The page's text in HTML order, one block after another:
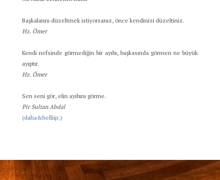
Başkalarını düzeltmek istiyorsanız, önce kendinizi düzeltiniz.
Hz. Ömer
Kendi nefsinde görmediğin bir ayıbı, başkasında görmen ne büyük
ayıptır.
Hz. Ömer
Sen seni gör, elin ayıbını görme.
Pir Sultan Abdal
(daha&helliip;)